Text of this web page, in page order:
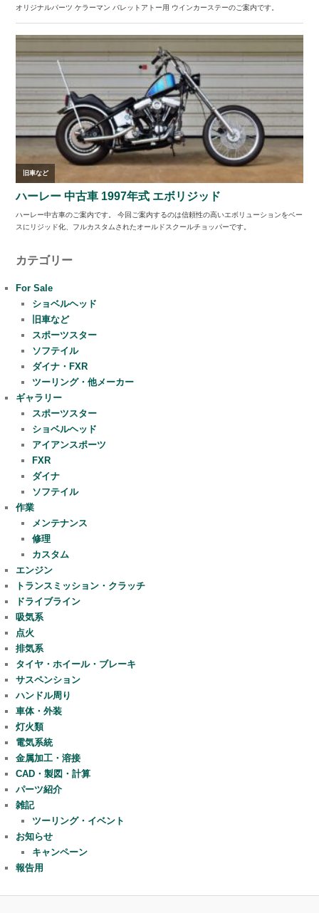
カテゴリー
For Sale
ショベルヘッド
旧車など
スポーツスター
ソフテイル
ダイナ・FXR
ツーリング・他メーカー
ギャラリー
スポーツスター
ショベルヘッド
アイアンスポーツ
FXR
ダイナ
ソフテイル
作業
メンテナンス
修理
カスタム
エンジン
トランスミッション・クラッチ
ドライブライン
吸気系
点火
排気系
タイヤ・ホイール・ブレーキ
サスペンション
ハンドル周り
車体・外装
灯火類
電気系統
金属加工・溶接
CAD・製図・計算
パーツ紹介
雑記
ツーリング・イベント
お知らせ
キャンペーン
報告用